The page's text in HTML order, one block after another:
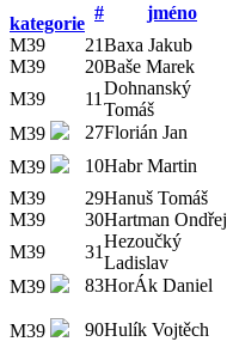
kategorie
# jméno
M39
21Baxa Jakub
M39
20Baše Marek
M39
11
Dohnanský
Tomáš
M39
27Florián Jan
M39
10Habr Martin
M39
29Hanuš Tomáš
M39
30Hartman Ondřej
M39
31
Hezoučký
Ladislav
M39
83HorÁk Daniel
M39 90Hulík Vojtěch